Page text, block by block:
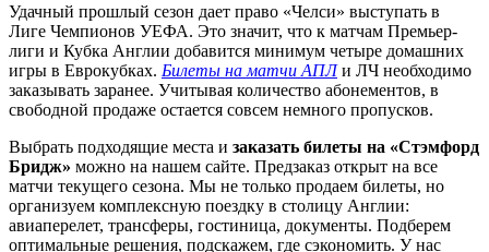
Удачный прошлый сезон дает право «Челси» выступать в
Лиге Чемпионов УЕФА. Это значит, что к матчам Премьер-
лиги и Кубка Англии добавится минимум четыре домашних
игры в Еврокубках. Билеты на матчи АПЛи ЛЧ необходимо
заказывать заранее. Учитывая количество абонементов, в
свободной продаже остается совсем немного пропусков.
Выбрать подходящие места и заказать билеты на «Стэмфорд
Бридж» можно на нашем сайте. Предзаказ открыт на все
матчи текущего сезона. Мы не только продаем билеты, но
организуем комплексную поездку в столицу Англии:
авиаперелет, трансферы, гостиница, документы. Подберем
оптимальные решения, подскажем, где сэкономить. У нас